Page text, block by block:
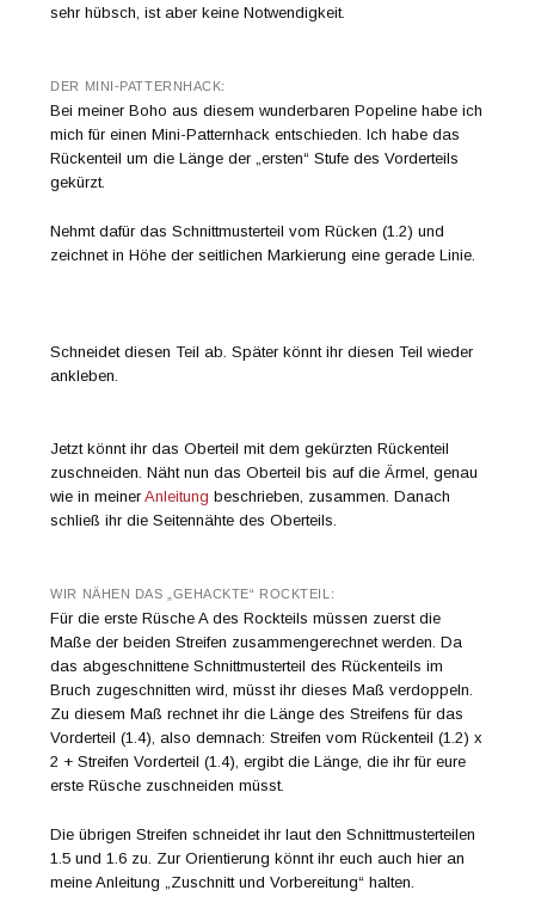
sehr hübsch, ist aber keine Notwendigkeit.
DER MINI-PATTERNHACK:
Bei meiner Boho aus diesem wunderbaren Popeline habe ich
mich für einen Mini-Patternhack entschieden. Ich habe das
Rückenteil um die Länge der „ersten“ Stufe des Vorderteils
gekürzt.
Nehmt dafür das Schnittmusterteil vom Rücken (1.2) und
zeichnet in Höhe der seitlichen Markierung eine gerade Linie.
Schneidet diesen Teil ab. Später könnt ihr diesen Teil wieder
ankleben.
Jetzt könnt ihr das Oberteil mit dem gekürzten Rückenteil
zuschneiden. Näht nun das Oberteil bis auf die Ärmel, genau
wie in meinerAnleitung beschrieben, zusammen. Danach
schließ ihr die Seitennähte des Oberteils.
WIR NÄHEN DAS „GEHACKTE“ ROCKTEIL:
Für die erste Rüsche A des Rockteils müssen zuerst die
Maße der beiden Streifen zusammengerechnet werden. Da
das abgeschnittene Schnittmusterteil des Rückenteils im
Bruch zugeschnitten wird, müsst ihr dieses Maß verdoppeln.
Zu diesem Maß rechnet ihr die Länge des Streifens für das
Vorderteil (1.4), also demnach: Streifen vom Rückenteil (1.2) x
2 + Streifen Vorderteil (1.4), ergibt die Länge, die ihr für eure
erste Rüsche zuschneiden müsst.
Die übrigen Streifen schneidet ihr laut den Schnittmusterteilen
1.5 und 1.6 zu. Zur Orientierung könnt ihr euch auch hier an
meine Anleitung „Zuschnitt und Vorbereitung“ halten.